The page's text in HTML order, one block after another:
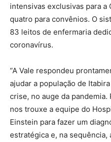
intensivas exclusivas para a
quatro para convênios. O
83 leitos de enfermaria
coronavírus.
“A Vale respondeu
ajudar a população de
crise, no auge da
nos trouxe a equipe do
Einstein para fazer um
estratégica e, na sequência,